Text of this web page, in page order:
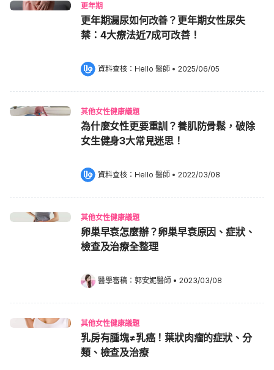
更年期
更年期漏尿如何改善？更年期女性尿失
禁：4大療法近7成可改善！
資料查核： Hello 醫師 • 2025/06/05
其他女性健康議題
為什麼女性更要重訓？養肌防骨鬆，破除
女生健身3大常見迷思！
資料查核： Hello 醫師 • 2022/03/08
其他女性健康議題
卵巢早衰怎麼辦？卵巢早衰原因、症狀、
檢查及治療全整理
醫學審稿： 郭安妮醫師 • 2023/03/08
其他女性健康議題
乳房有腫塊≠乳癌！葉狀肉瘤的症狀、分
類、檢查及治療